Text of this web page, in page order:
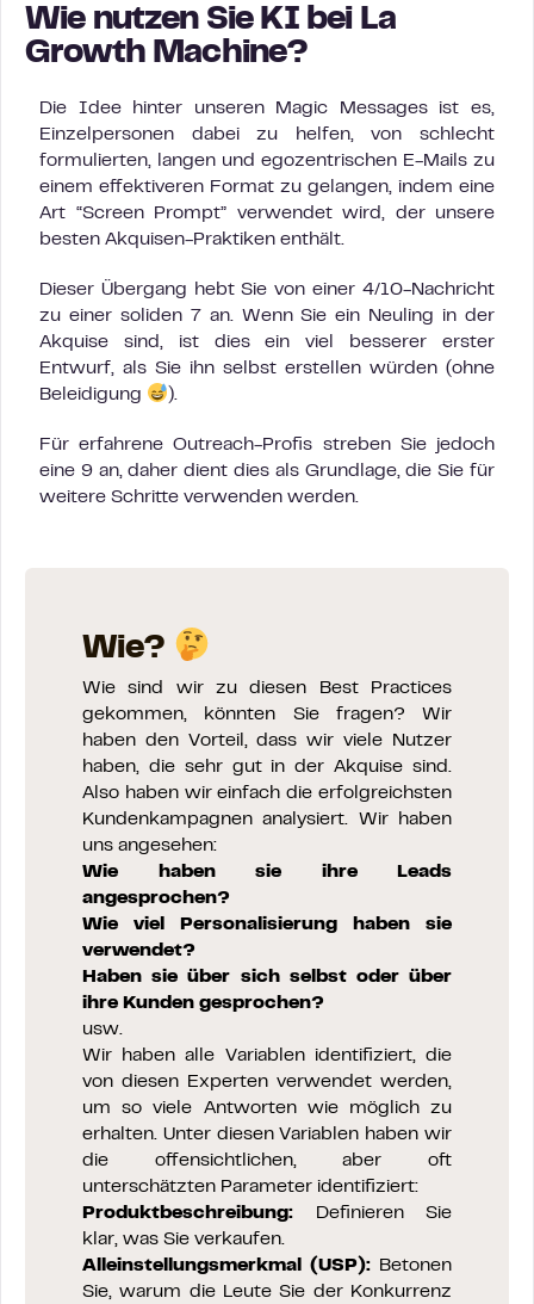
Wie nutzen Sie KI bei La
Growth Machine?
Die Idee hinter unseren Magic Messages ist es,
Einzelpersonen dabei zu helfen, von schlecht
formulierten, langen und egozentrischen E-Mails zu
einem effektiveren Format zu gelangen, indem eine
Art “Screen Prompt” verwendet wird, der unsere
besten Akquisen-Praktiken enthält.
Dieser Übergang hebt Sie von einer 4/10-Nachricht
zu einer soliden 7 an. Wenn Sie ein Neuling in der
Akquise sind, ist dies ein viel besserer erster
Entwurf, als Sie ihn selbst erstellen würden (ohne
Beleidigung
).
Für erfahrene Outreach-Profis streben Sie jedoch
eine 9 an, daher dient dies als Grundlage, die Sie für
weitere Schritte verwenden werden.
Wie?
Wie sind wir zu diesen Best Practices
gekommen, könnten Sie fragen? Wir
haben den Vorteil, dass wir viele Nutzer
haben, die sehr gut in der Akquise sind.
Also haben wir einfach die erfolgreichsten
Kundenkampagnen analysiert. Wir haben
uns angesehen:
Wie haben sie ihre Leads
angesprochen?
Wie viel Personalisierung haben sie
verwendet?
Haben sie über sich selbst oder über
ihre Kunden gesprochen?
usw.
Wir haben alle Variablen identifiziert, die
von diesen Experten verwendet werden,
um so viele Antworten wie möglich zu
erhalten. Unter diesen Variablen haben wir
die offensichtlichen, aber oft
unterschätzten Parameter identifiziert:
Produktbeschreibung: Definieren Sie
klar, was Sie verkaufen.
Alleinstellungsmerkmal (USP): Betonen
Sie, warum die Leute Sie der Konkurrenz